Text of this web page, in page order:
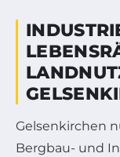
Gelsenkirchen
Bergbau- und